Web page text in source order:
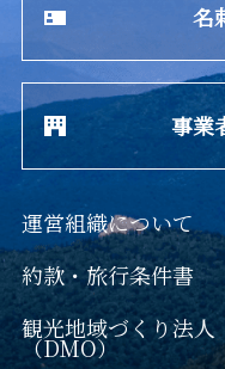
名
事業
運営組織について
約款・旅行条件書
観光地域づくり法人
（DMO）